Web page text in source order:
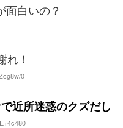
面白いの？
！
0
近所迷惑のクズだし